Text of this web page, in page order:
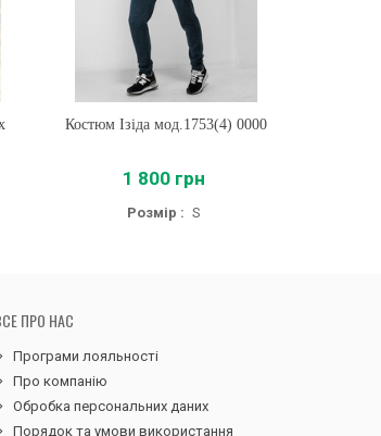
Купити
Костюм Ізіда мод.1753(4) 0000
1 800 грн
Розмір : S
ПРО НАС
Програми лояльності
Про компанію
Обробка персональних даних
Порядок та умови використання